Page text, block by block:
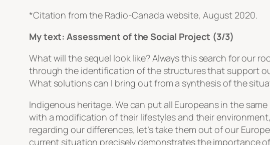
*Citation from the Radio-Canada website, August 2020.
My text: Assessment of the Social Project (3/3)
What will the sequel look like? Always this search for our
through the identification of the structures that support
What solutions can I bring out from a synthesis of the
Indigenous heritage. We can put all Europeans in the
with a modification of their lifestyles and their
regarding our differences, let’s take them out of our
current situation precisely demonstrates the importance